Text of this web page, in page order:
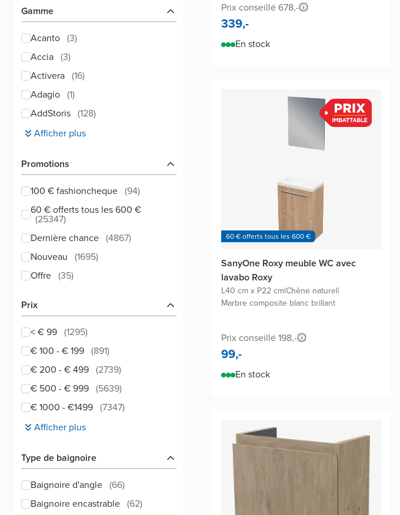
Gamme
Acanto (3)
Accia (3)
Activera (16)
Adagio (1)
AddStoris (128)
Afficher plus
Promotions
100 € fashioncheque (94)
60 € offerts tous les 600 €
(25347)
Dernière chance (4867)
Nouveau (1695)
Offre (35)
Prix
< € 99 (1295)
€ 100 - € 199 (891)
€ 200 - € 499 (2739)
€ 500 - € 999 (5639)
€ 1000 - €1499 (7347)
Afficher plus
Type de baignoire
Baignoire d'angle (66)
Baignoire encastrable (62)
Prix conseillé 678,-
339,-
En stock
60 € offerts tous les 600 €
SanyOne Roxy meuble WC avec
lavabo Roxy
L40 cm x P22 cm|Chêne naturel|
Marbre composite blanc brillant
Prix conseillé 198,-
99,-
En stock